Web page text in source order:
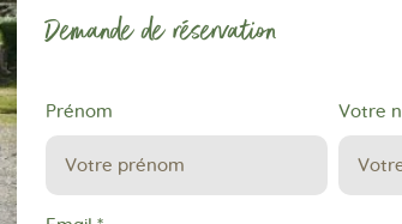
Demande de réservation
Demande
de
réservation
Prénom Votre